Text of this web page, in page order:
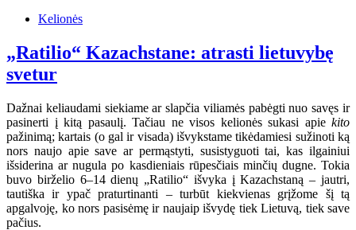
Kelionės
„Ratilio“ Kazachstane: atrasti lietuvybę
svetur
Dažnai keliaudami siekiame ar slapčia viliamės pabėgti nuo savęs ir
pasinerti į kitą pasaulį. Tačiau ne visos kelionės sukasi apie kito
pažinimą; kartais (o gal ir visada) išvykstame tikėdamiesi sužinoti ką
nors naujo apie save ar permąstyti, susistyguoti tai, kas ilgainiui
išsiderina ar nugula po kasdieniais rūpesčiais minčių dugne. Tokia
buvo birželio 6–14 dienų „Ratilio“ išvyka į Kazachstaną – jautri,
tautiška ir ypač praturtinanti – turbūt kiekvienas grįžome šį tą
apgalvoję, ko nors pasisėmę ir naujaip išvydę tiek Lietuvą, tiek save
pačius.